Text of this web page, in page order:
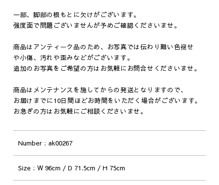
一部、脚部の根もとに欠けがございます。
強度面で問題ございませんが予めご確認くださいませ。
商品はアンティーク品のため、お写真では伝わり難い色褪せ
や小傷、汚れや歪みなどがございます。
追加のお写真をご希望の方はお気軽にお問合せくださいませ。
商品はメンテナンスを施してからの発送となりますので、
お届けまでに10日間ほどお時間をいただく場合がございます。
お急ぎの方はお気軽にご相談くださいませ。
Number ak00267
Size W 96cm / D 71.5cm / H 75cm